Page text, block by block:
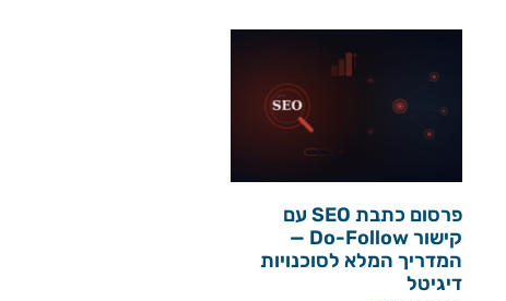
פרסום כתבת SEO עם
קישור Do-Follow —
המדריך המלא לסוכנויות
דיגיטל